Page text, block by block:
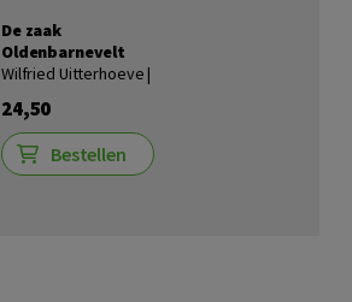
De zaak
Oldenbarnevelt
Wilfried Uitterhoeve |
24,50
Bestellen